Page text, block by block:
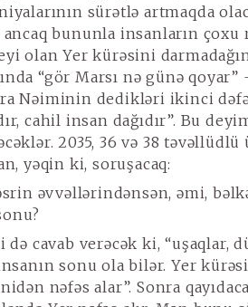
sürətlə artmaqda
bununla insanların çoxu
olan Yer kürəsini
“gör Marsı nə günə qoyar”
Nəiminin dedikləri ikinci
cahil insan dağıdır”. Bu
2035, 36 və 38
yəqin ki, soruşacaq:
əvvəllərindənsən, əmi,
cavab verəcək ki, “uşaqlar,
sonu ola bilər. Yer
nəfəs alar”. Sonra